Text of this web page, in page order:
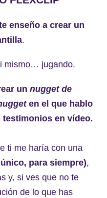
enseño a crear un
.
mismo… jugando.
un nugget de
en el que hablo
en vídeo.
ti me haría con una
para siempre),
y, si ves que no te
de lo que has